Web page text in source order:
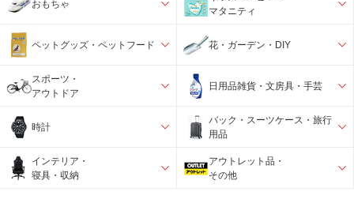
おもちゃ
マタニティ
ペットグッズ・ペットフード 花・ガーデン・DIY
スポーツ・
アウトドア
日用品雑貨・文房具・手芸
時計
バック・スーツケース・旅行
用品
インテリア・
寝具・収納
アウトレット品・
その他